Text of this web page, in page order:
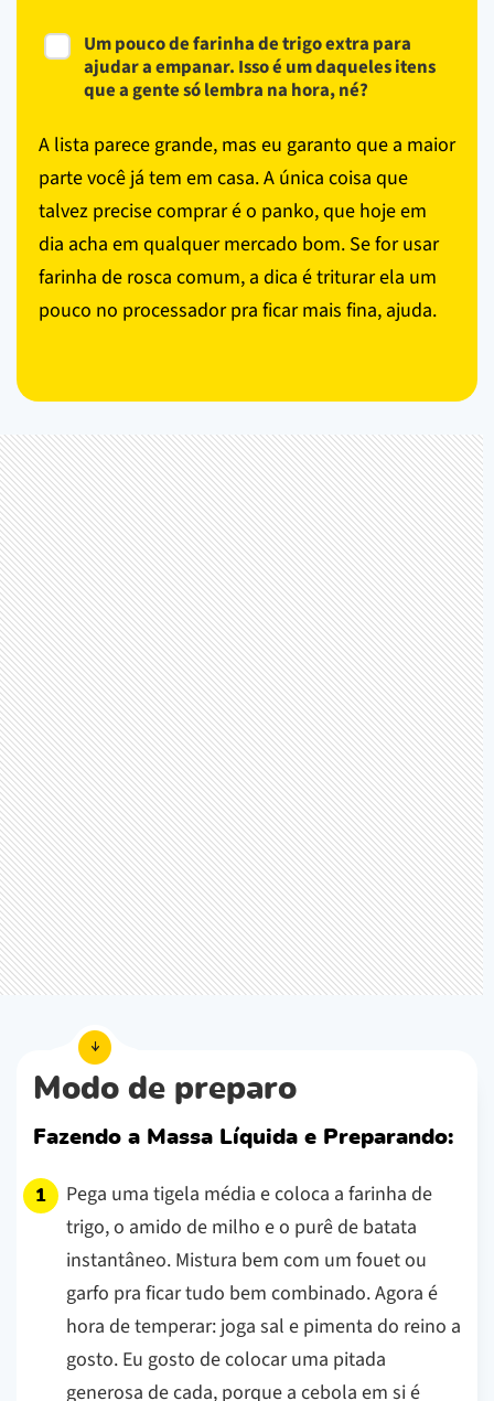
Um pouco de farinha de trigo extra para
ajudar a empanar. Isso é um daqueles itens
que a gente só lembra na hora, né?
A lista parece grande, mas eu garanto que a maior
parte você já tem em casa. A única coisa que
talvez precise comprar é o panko, que hoje em
dia acha em qualquer mercado bom. Se for usar
farinha de rosca comum, a dica é triturar ela um
pouco no processador pra ficar mais fina, ajuda.
Modo de preparo
Fazendo a Massa Líquida e Preparando:
Pega uma tigela média e coloca a farinha de
trigo, o amido de milho e o purê de batata
instantâneo. Mistura bem com um fouet ou
garfo pra ficar tudo bem combinado. Agora é
hora de temperar: joga sal e pimenta do reino a
gosto. Eu gosto de colocar uma pitada
generosa de cada, porque a cebola em si é